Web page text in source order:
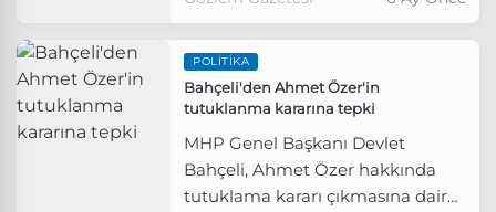
altına almıştır" dedi.
POLITIKA
Bahçeli'den Ahmet Özer'in
tutuklanma kararına tepki
MHP Genel Başkanı Devlet
Bahçeli, Ahmet Özer hakkında
tutuklama kararı çıkmasına dair